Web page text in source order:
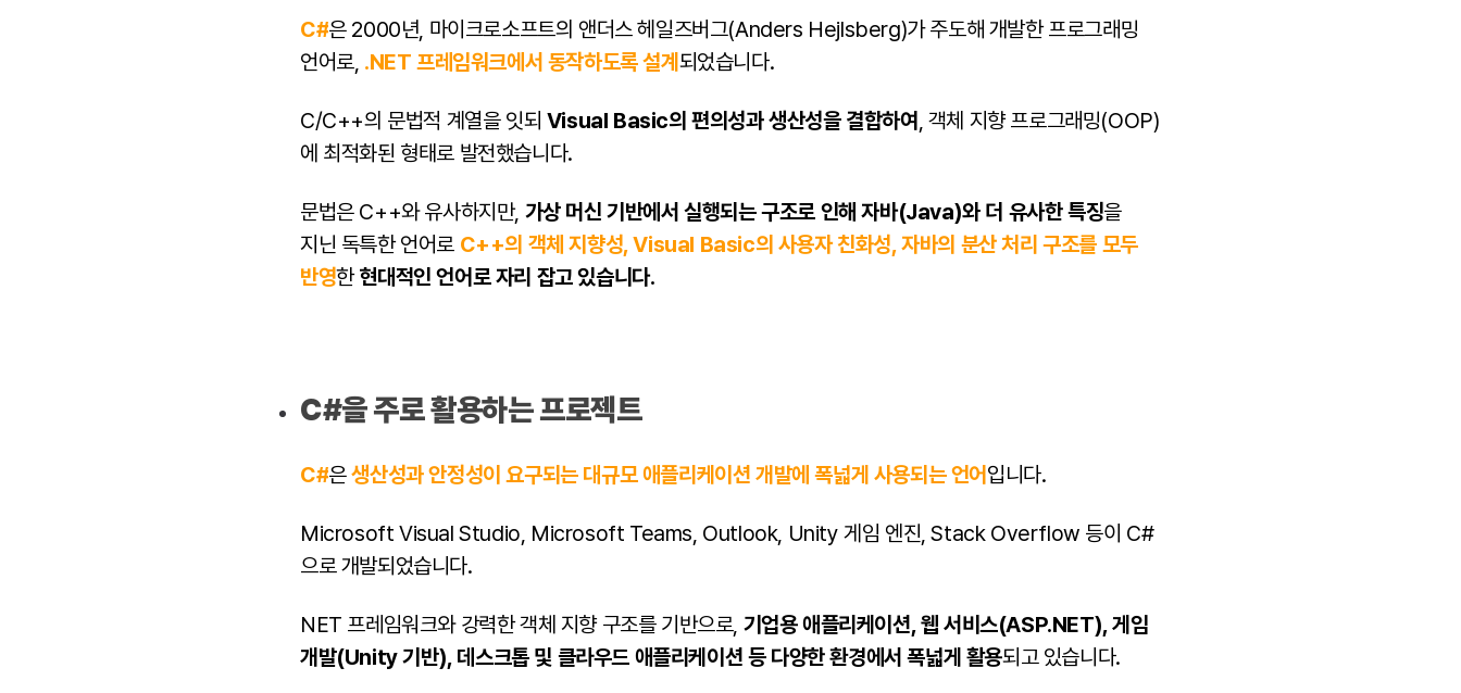
C#은 2000년, 마이크로소프트의 앤더스 헤일즈버그(Anders Hejlsberg)가 주도해 개발한 프로그래밍
언어로, .NET 프레임워크에서 동작하도록 설계 되었습니다.
C/C++의 문법적 계열을 잇되 Visual Basic의 편의성과 생산성을 결합하여 , 객체 지향 프로그래밍(OOP)
에 최적화된 형태로 발전했습니다.
문법은 C++와 유사하지만, 가상 머신 기반에서 실행되는 구조로 인해 자바(Java)와 더 유사한 특징을
지닌 독특한 언어로 C++의 객체 지향성, Visual Basic의 사용자 친화성, 자바의 분산 처리 구조를 모두
반영한현대적인 언어로 자리 잡고 있습니다.
C#을 주로 활용하는 프로젝트
C#은생산성과 안정성이 요구되는 대규모 애플리케이션 개발에 폭넓게 사용되는 언어 입니다.
Microsoft Visual Studio, Microsoft Teams, Outlook, Unity 게임 엔진, Stack Overflow 등이 C#
으로 개발되었습니다.
NET 프레임워크와 강력한 객체 지향 구조를 기반으로, 기업용 애플리케이션, 웹 서비스(ASP.NET), 게임
개발(Unity 기반), 데스크톱 및 클라우드 애플리케이션 등 다양한 환경에서 폭넓게 활용되고 있습니다.